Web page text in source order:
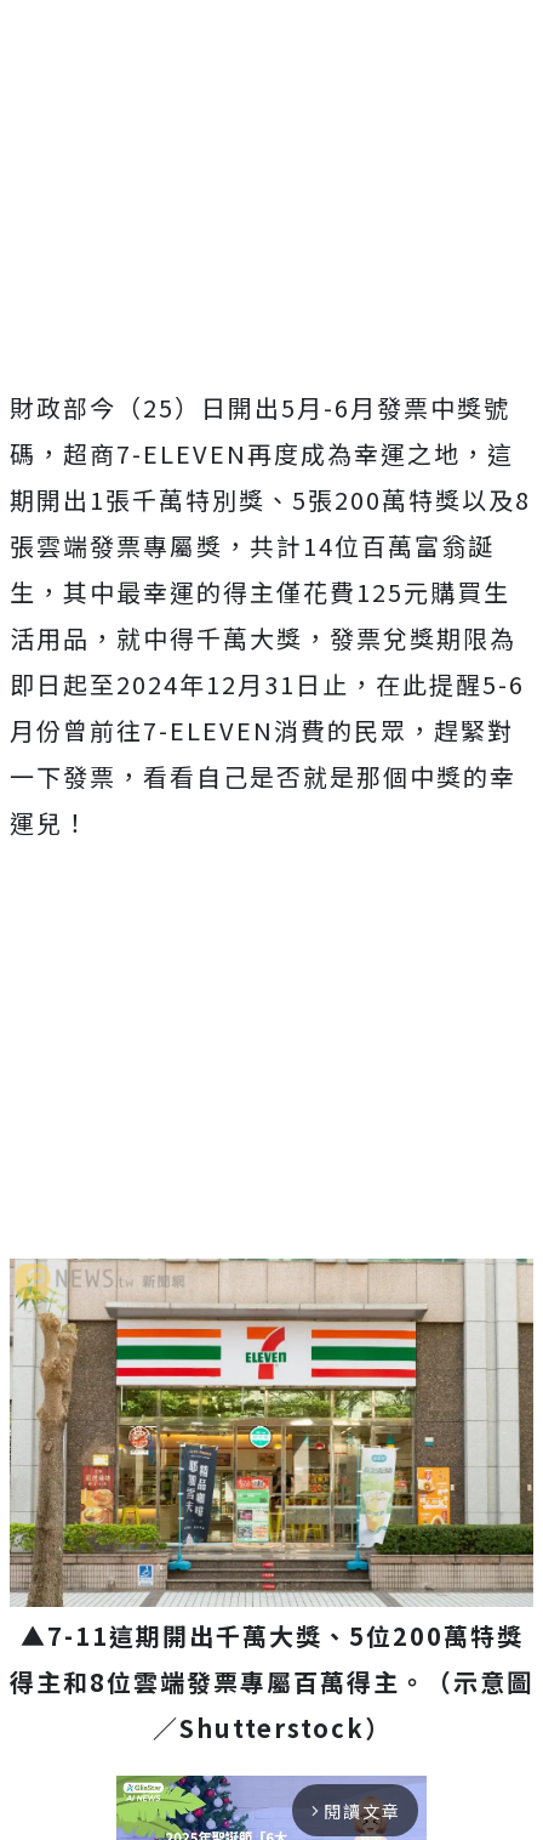
財政部今（25）日開出5月-6月發票中獎號
碼，超商7-ELEVEN再度成為幸運之地，這
期開出1張千萬特別獎、5張200萬特獎以及8
張雲端發票專屬獎，共計14位百萬富翁誕
生，其中最幸運的得主僅花費125元購買生
活用品，就中得千萬大獎，發票兌獎期限為
即日起至2024年12月31日止，在此提醒5-6
月份曾前往7-ELEVEN消費的民眾，趕緊對
一下發票，看看自己是否就是那個中獎的幸
運兒！
▲7-11這期開出千萬大獎、5位200萬特獎
得主和8位雲端發票專屬百萬得主。（示意圖
／Shutterstock）
arrow_forward_ios 閱讀文章